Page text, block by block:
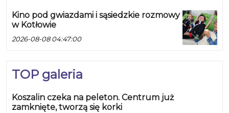
Kino pod gwiazdami i sąsiedzkie rozmowy
w Kotłowie
2026-08-08 04:47:00
TOP galeria
Koszalin czeka na peleton. Centrum już
zamknięte, tworzą się korki